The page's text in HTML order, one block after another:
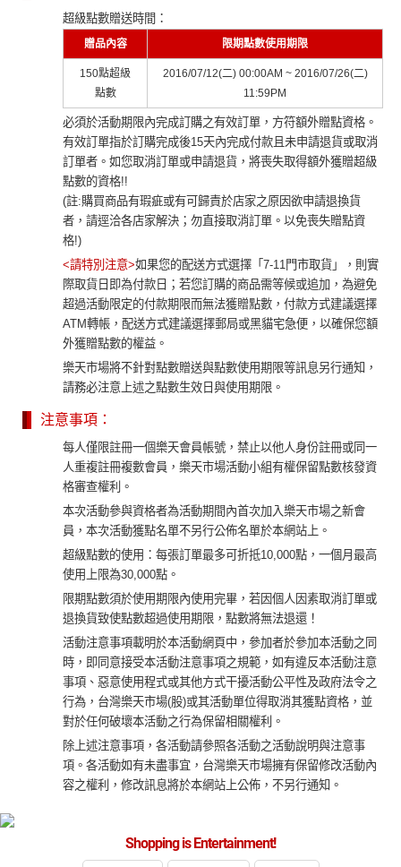
超級點數贈送時間：
贈品內容 限期點數使用期限
150點超級
點數
2016/07/12(二) 00:00AM ~ 2016/07/26(二)
11:59PM
必須於活動期限內完成訂購之有效訂單，方符額外贈點資格。
有效訂單指於訂購完成後15天內完成付款且未申請退貨或取消
訂單者。如您取消訂單或申請退貨，將喪失取得額外獲贈超級
點數的資格!!
(註:購買商品有瑕疵或有可歸責於店家之原因欲申請退換貨
者，請逕洽各店家解決；勿直接取消訂單。以免喪失贈點資
格!)
<請特別注意>如果您的配送方式選擇「7-11門市取貨」，則實
際取貨日即為付款日；若您訂購的商品需等候或追加，為避免
超過活動限定的付款期限而無法獲贈點數，付款方式建議選擇
ATM轉帳，配送方式建議選擇郵局或黑貓宅急便，以確保您額
外獲贈點數的權益。
樂天市場將不針對點數贈送與點數使用期限等訊息另行通知，
請務必注意上述之點數生效日與使用期限。
注意事項：
每人僅限註冊一個樂天會員帳號，禁止以他人身份註冊或同一
人重複註冊複數會員，樂天市場活動小組有權保留點數核發資
格審查權利。
本次活動參與資格者為活動期間內首次加入樂天市場之新會
員，本次活動獲點名單不另行公佈名單於本網站上。
超級點數的使用：每張訂單最多可折抵10,000點，一個月最高
使用上限為30,000點。
限期點數須於使用期限內使用完畢，若因個人因素取消訂單或
退換貨致使點數超過使用期限，點數將無法退還！
活動注意事項載明於本活動網頁中，參加者於參加本活動之同
時，即同意接受本活動注意事項之規範，如有違反本活動注意
事項、惡意使用程式或其他方式干擾活動公平性及政府法令之
行為，台灣樂天市場(股)或其活動單位得取消其獲點資格，並
對於任何破壞本活動之行為保留相關權利。
除上述注意事項，各活動請參照各活動之活動說明與注意事
項。各活動如有未盡事宜，台灣樂天市場擁有保留修改活動內
容之權利，修改訊息將於本網站上公佈，不另行通知。
Shopping is Entertainment!